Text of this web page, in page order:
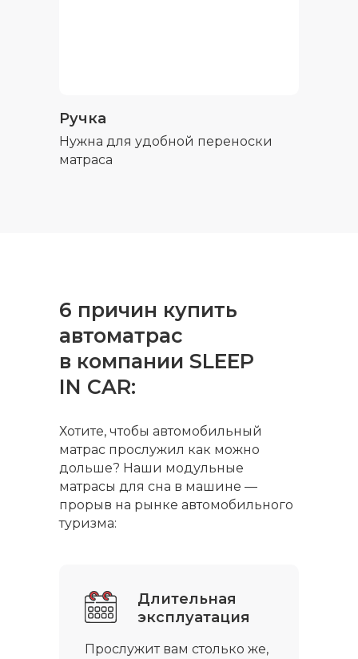
Ручка
Нужна для удобной переноски
матраса
Онлайн
касса
Принимаем банковские
карты Visa, МИР, Тинькофф,
Maestro, Mastercard
Оплата на
расчетный счет
комплектация
При наличии отправим
товар на следующий день
после заказа
Серийное
производство
6 причин купить
автоматрас
в компании SLEEP
IN CAR:
Хотите, чтобы автомобильный
матрас прослужил как можно
дольше? Наши модульные
матрасы для сна в машине —
прорыв на рынке автомобильного
туризма:
Длительная
эксплуатация
Прослужит вам столько же,